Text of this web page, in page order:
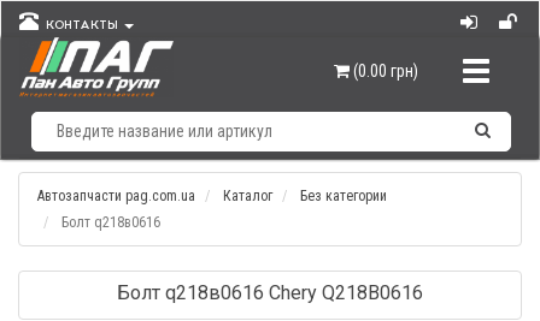
КОНТАКТЫ
(0.00 грн)
Автозапчасти pag.com.ua Каталог
Без категории
Болт q218в0616
Болт q218в0616 Chery Q218B0616